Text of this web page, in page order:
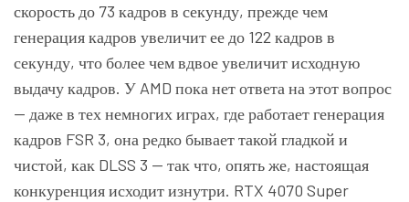
скорость до 73 кадров в секунду, прежде чем
генерация кадров увеличит ее до 122 кадров в
секунду, что более чем вдвое увеличит исходную
выдачу кадров. У AMD пока нет ответа на этот вопрос
— даже в тех немногих играх, где работает генерация
кадров FSR 3, она редко бывает такой гладкой и
чистой, как DLSS 3 — так что, опять же, настоящая
конкуренция исходит изнутри. RTX 4070 Super